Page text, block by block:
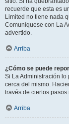
recuerde que esta es
Limited no tiene nada
Comuníquese con La
advertido.
Arriba
¿Cómo se puede
Si La Administración
cerca del mismo.
través de ciertos
Arriba